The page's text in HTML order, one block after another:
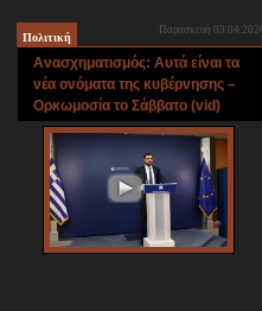
Πολιτική
Παρασκευή
Ανασχηματισμός: Αυτά είναι τα
νέα ονόματα της κυβέρνησης –
Ορκωμοσία το Σάββατο (vid)